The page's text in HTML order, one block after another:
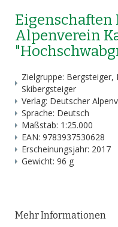
Eigenschaften
Alpenverein
Zielgruppe:
Skibergsteiger
Verlag: Deutscher
Sprache: Deutsch
Maßstab: 1:25.000
EAN: 9783937530628
Erscheinungsjahr: 2017
Gewicht: 96 g
Mehr Informationen